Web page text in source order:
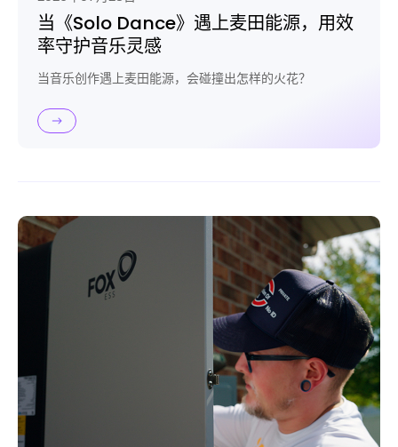
当《Solo Dance》遇上麦田能源，用效
率守护音乐灵感
当音乐创作遇上麦田能源，会碰撞出怎样的火花？